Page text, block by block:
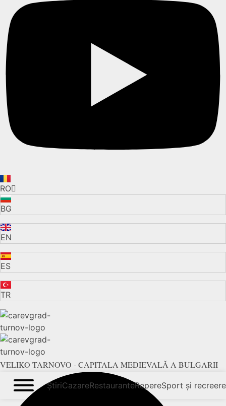
RO
BG
EN
ES
TR
VELIKO TARNOVO - CAPITALA MEDIEVALĂ A BULGARII
ȘtiriCazareRestauranteRepereSport și recreere